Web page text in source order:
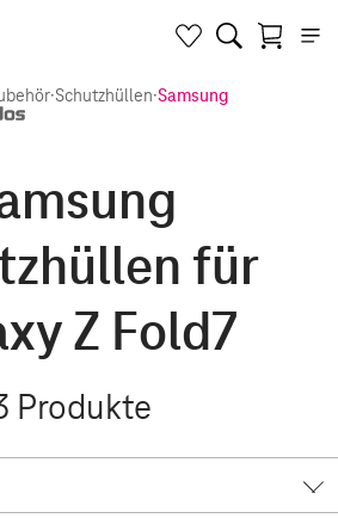
·Schutzhüllen·Samsung
für
Z Fold7
Produkte